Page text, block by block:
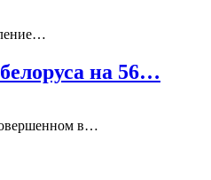
на 56…
в…